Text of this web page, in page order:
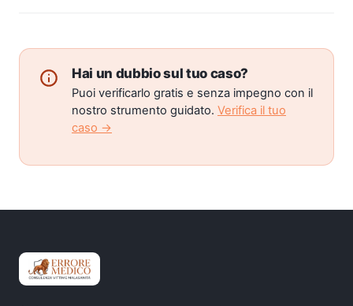
Hai un dubbio sul tuo caso?
Puoi verificarlo gratis e senza impegno con il
nostro strumento guidato. Verifica il tuo
caso →